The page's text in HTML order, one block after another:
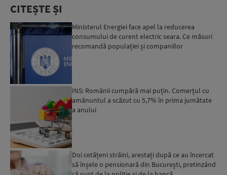
CITEȘTE ȘI
Ministerul Energiei face apel la reducerea
consumului de curent electric seara. Ce măsuri
recomandă populației și companiilor
INS: Românii cumpără mai puțin. Comerțul cu
amănuntul a scăzut cu 5,7% în prima jumătate
a anului
Doi cetățeni străini, arestați după ce au încercat
să înșele o pensionară din București, pretinzând